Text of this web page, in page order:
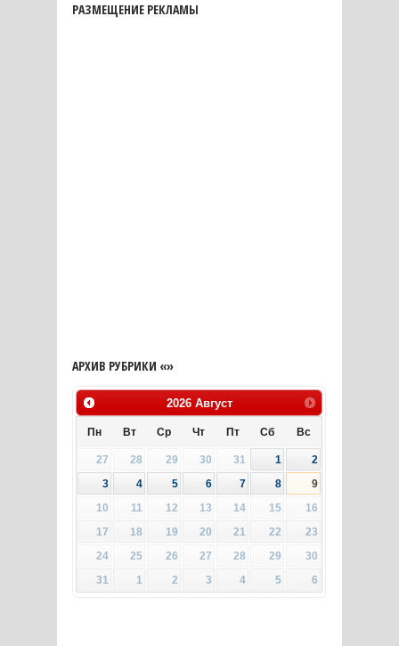
РАЗМЕЩЕНИЕ РЕКЛАМЫ
АРХИВ РУБРИКИ «»
2026 Август
Пн Вт Ср Чт Пт Сб Вс
27 28 29 30 31 1
2
3
4 5 6 7 8
9
10
11 12 13 14 15
16
17
18 19 20 21 22
23
24
25 26 27 28 29
30
31
1 2 3 4 5 6